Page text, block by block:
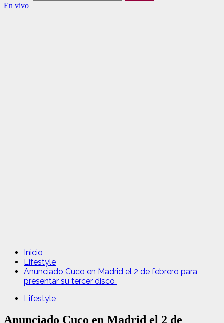
En vivo
Inicio
Lifestyle
Anunciado Cuco en Madrid el 2 de febrero para
presentar su tercer disco
Lifestyle
Anunciado Cuco en Madrid el 2 de